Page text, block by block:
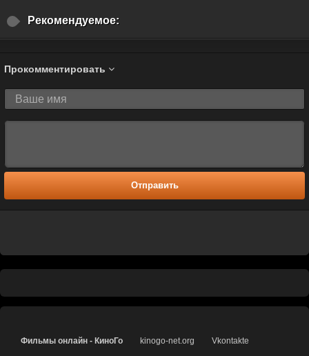
Рекомендуемое:
Прокомментировать
Отправить
Фильмы онлайн - КиноГо kinogo-net.org Vkontakte